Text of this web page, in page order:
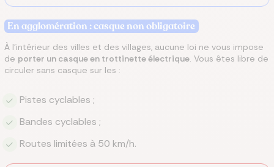
En agglomération : casque non obligatoire
À l'intérieur des villes et des villages, aucune loi ne vous impose
de porter un casque en trottinette électrique. Vous êtes libre de
circuler sans casque sur les :
Pistes cyclables ;
Bandes cyclables ;
Routes limitées à 50 km/h.